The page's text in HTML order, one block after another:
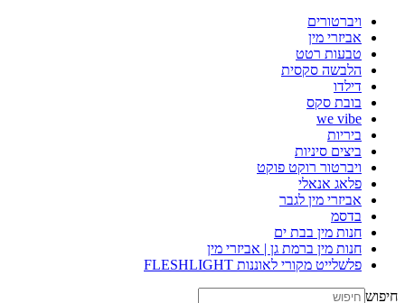
ויברטורים
אביזרי מין
טבעות רטט
הלבשה סקסית
דילדו
בובת סקס
we vibe
ביריות
ביצים סיניות
ויברטור רוקט פוקט
פלאג אנאלי
אביזרי מין לגבר
בדסמ
חנות מין בבת ים
חנות מין ברמת גן | אביזרי מין
פלשלייט מקורי לאוננות FLESHLIGHT
חיפוש